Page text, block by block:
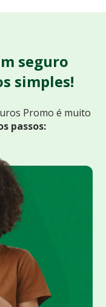
seguro
simples!
Promo é muito
passos: